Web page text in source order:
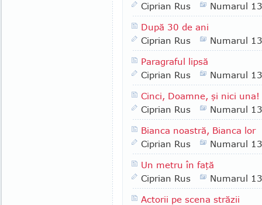
Ciprian Rus
Numarul
După 30 de ani
Ciprian Rus
Numarul
Paragraful lipsă
Ciprian Rus
Numarul
Cinci, Doamne, şi nici una!
Ciprian Rus
Numarul
Bianca noastră, Bianca lor
Ciprian Rus
Numarul
Un metru în faţă
Ciprian Rus
Numarul
Actorii pe scena străzii